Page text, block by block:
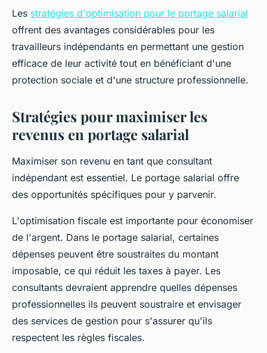
Les stratégies d'optimisation pour le portage salarial
offrent des avantages considérables pour les
travailleurs indépendants en permettant une gestion
efficace de leur activité tout en bénéficiant d'une
protection sociale et d'une structure professionnelle.
Stratégies pour maximiser les
revenus en portage salarial
Maximiser son revenu en tant que consultant
indépendant est essentiel. Le portage salarial offre
des opportunités spécifiques pour y parvenir.
L'optimisation fiscale est importante pour économiser
de l'argent. Dans le portage salarial, certaines
dépenses peuvent être soustraites du montant
imposable, ce qui réduit les taxes à payer. Les
consultants devraient apprendre quelles dépenses
professionnelles ils peuvent soustraire et envisager
des services de gestion pour s'assurer qu'ils
respectent les règles fiscales.